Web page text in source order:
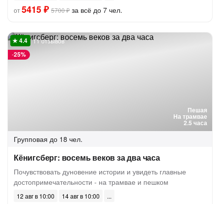
от5415 ₽ 5700 ₽ за всё до 7 чел.
Пешая
На трамвае
2.5 часа
-25%
11 отзывов
Групповая до 18 чел.
Кёнигсберг: восемь веков за два часа
Почувствовать дуновение истории и увидеть главные
достопримечательности - на трамвае и пешком
12 авг в 10:00 14 авг в 10:00